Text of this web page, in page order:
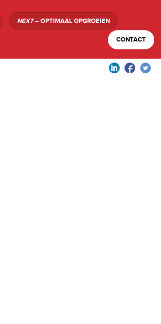
NEXT– OPTIMAAL OPGROEIEN
CONTACT